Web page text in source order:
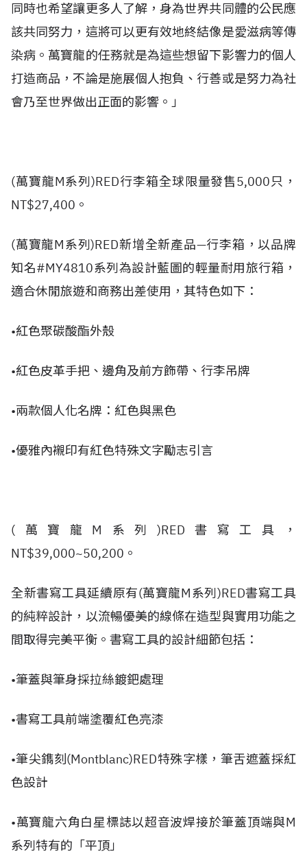
同時也希望讓更多人了解，身為世界共同體的公民應
該共同努力，這將可以更有效地終結像是愛滋病等傳
染病。萬寶龍的任務就是為這些想留下影響力的個人
打造商品，不論是施展個人抱負、行善或是努力為社
會乃至世界做出正面的影響。」
(萬寶龍M系列)RED行李箱全球限量發售5,000只，
NT$27,400。
(萬寶龍M系列)RED新增全新產品—行李箱，以品牌
知名#MY4810系列為設計藍圖的輕量耐用旅行箱，
適合休閒旅遊和商務出差使用，其特色如下：
•紅色聚碳酸酯外殼
•紅色皮革手把、邊角及前方飾帶、行李吊牌
•兩款個人化名牌：紅色與黑色
•優雅內襯印有紅色特殊文字勵志引言
(萬寶龍M系列)RED書寫工具，
NT$39,000~50,200。
全新書寫工具延續原有(萬寶龍M系列)RED書寫工具
的純粹設計，以流暢優美的線條在造型與實用功能之
間取得完美平衡。書寫工具的設計細節包括：
•筆蓋與筆身採拉絲鍍鈀處理
•書寫工具前端塗覆紅色亮漆
•筆尖鐫刻(Montblanc)RED特殊字樣，筆舌遮蓋採紅
色設計
•萬寶龍六角白星標誌以超音波焊接於筆蓋頂端與M
系列特有的「平頂」